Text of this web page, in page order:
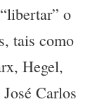
o
tais como
Hegel,
Carlos